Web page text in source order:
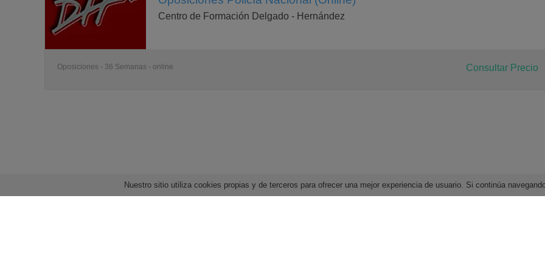
Nuestro sitio utiliza cookies propias y de terceros para ofrecer una mejor experiencia de usuario. Si continúa
Centro de Formación Delgado - Hernández
Oposiciones - 36 Semanas - online Consultar Precio